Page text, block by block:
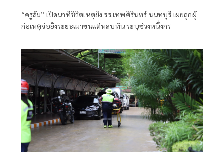
“ครูส้ม” เปิดนาทีชีวิตเหตุยิง รร.เทพศิรินทร์ นนทบุรี เผยถูกผู้
ก่อเหตุจ่อยิงระยะเผาขนแต่หลบทัน ระบุช่วงหนึ่งกร